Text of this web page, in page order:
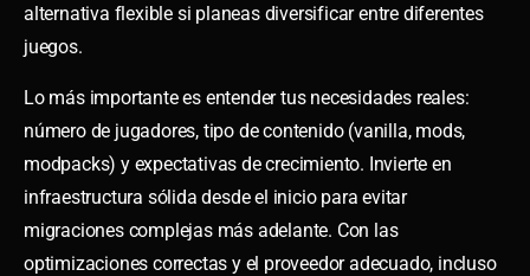
alternativa flexible si planeas diversificar entre diferentes
juegos.
Lo más importante es entender tus necesidades reales:
número de jugadores, tipo de contenido (vanilla, mods,
modpacks) y expectativas de crecimiento. Invierte en
infraestructura sólida desde el inicio para evitar
migraciones complejas más adelante. Con las
optimizaciones correctas y el proveedor adecuado, incluso